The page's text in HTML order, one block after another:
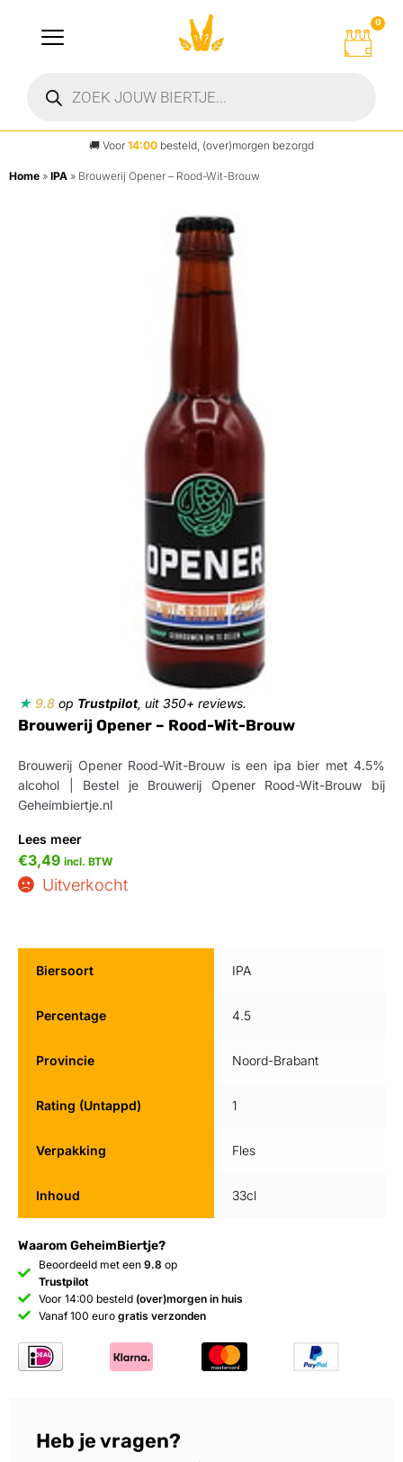
0
🚚 Voor 14:00 besteld, (over)morgen bezorgd
Home » IPA » Brouwerij Opener – Rood-Wit-Brouw
★ 9.8 op Trustpilot, uit 350+ reviews.
Brouwerij Opener – Rood-Wit-Brouw
Brouwerij Opener Rood-Wit-Brouw is een ipa bier met 4.5%
alcohol | Bestel je Brouwerij Opener Rood-Wit-Brouw bij
Geheimbiertje.nl
Lees meer
€3,49 incl. BTW
Uitverkocht
Waarom GeheimBiertje?
Beoordeeld met een 9.8 op
Trustpilot
Voor 14:00 besteld (over)morgen in huis
Vanaf 100 euro gratis verzonden
Biersoort IPA
Percentage 4.5
Provincie Noord-Brabant
Rating (Untappd) 1
Verpakking Fles
Inhoud 33cl
Heb je vragen?